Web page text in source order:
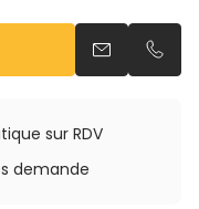
Envoyer un
sur RDV
demande